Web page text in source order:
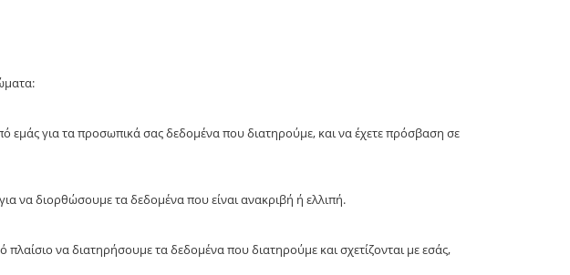
εμάς για τα προσωπικά σας δεδομένα που διατηρούμε, και να έχετε πρόσβαση σε
να διορθώσουμε τα δεδομένα που είναι ανακριβή ή ελλιπή.
να διατηρήσουμε τα δεδομένα που διατηρούμε και σχετίζονται με εσάς,